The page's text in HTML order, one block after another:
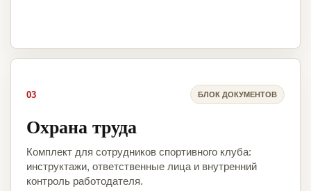
03 БЛОК ДОКУМЕНТОВ
Охрана труда
Комплект для сотрудников спортивного клуба:
инструктажи, ответственные лица и внутренний
контроль работодателя.